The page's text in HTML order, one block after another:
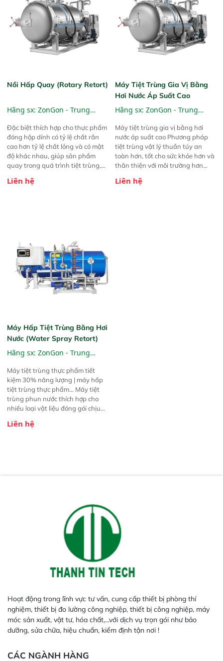
quả theo khái niệm ống đôi với
luồng khí. Mẫu được vận chuyển
bằng ống chống tĩnh điện và đạt
tiêu chuẩn thực phẩm đường kính
50mm. Tuabin hút chân không và
hộp điện được đặt ở một trụ hoặc
Nồi Hấp Quay (Rotary Retort)
Hãng sx: ZonGon - Trung
Đặc biệt thích hợp cho thực phẩm
đóng hộp dính có tỷ lệ chất rắn
cao hơn tỷ lệ chất lỏng và có mật
độ khác nhau, giúp sản phẩm
quay trong quá trình tiệt trùng,
tách lớp và lắng cặn trong thời
bị lắng cặn). Phương pháp tiệt
trùng: Phun nước, ngâm nước,
hấp hơi nước.
Liên hệ
Máy Tiệt Trùng Gia Vị Bằng
Hơi Nước Áp Suất Cao
Hãng sx: ZonGon - Trung
Máy tiệt trùng gia vị bằng hơi
nước áp suất cao Phương pháp
tiệt trùng vật lý thuần túy an
toàn hơn, tốt cho sức khỏe hơn và
thân thiện với môi trường hơn
đáo, giúp hơi nước lan tỏa đều và
Liên hệ
Máy Hấp Tiệt Trùng Bằng Hơi
Nước (Water Spray Retort)
Hãng sx: ZonGon - Trung
Máy tiệt trùng thực phẩm tiết
kiệm 30% năng lượng | máy hấp
tiệt trùng thực phẩm... Máy tiệt
trùng phun nước thích hợp cho
nhiều loại vật liệu đóng gói chịu
kim loại: lon thiếc, lon nhôm; 3.
Liên hệ
Hoạt động trong lĩnh vực tư vấn, cung cấp thiết bị phòng thí
nghiệm, thiết bị đo lường công nghiệp, thiết bị công nghiệp, máy
móc sản xuất, vật tư, hóa chất,...với dịch vụ trọn gói như bảo
dưỡng, sửa chữa, hiệu chuẩn, kiểm định tận nơi !
CÁC NGÀNH HÀNG